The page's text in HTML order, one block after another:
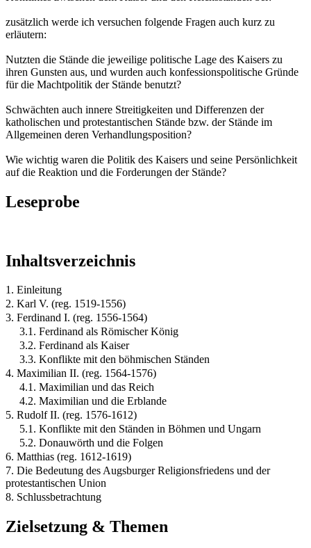
zusätzlich werde ich versuchen folgende Fragen auch kurz zu
erläutern:
Nutzten die Stände die jeweilige politische Lage des Kaisers zu
ihren Gunsten aus, und wurden auch konfessionspolitische Gründe
für die Machtpolitik der Stände benutzt?
Schwächten auch innere Streitigkeiten und Differenzen der
katholischen und protestantischen Stände bzw. der Stände im
Allgemeinen deren Verhandlungsposition?
Wie wichtig waren die Politik des Kaisers und seine Persönlichkeit
auf die Reaktion und die Forderungen der Stände?
Leseprobe
Inhaltsverzeichnis
1. Einleitung
2. Karl V. (reg. 1519-1556)
3. Ferdinand I. (reg. 1556-1564)
3.1. Ferdinand als Römischer König
3.2. Ferdinand als Kaiser
3.3. Konflikte mit den böhmischen Ständen
4. Maximilian II. (reg. 1564-1576)
4.1. Maximilian und das Reich
4.2. Maximilian und die Erblande
5. Rudolf II. (reg. 1576-1612)
5.1. Konflikte mit den Ständen in Böhmen und Ungarn
5.2. Donauwörth und die Folgen
6. Matthias (reg. 1612-1619)
7. Die Bedeutung des Augsburger Religionsfriedens und der
protestantischen Union
8. Schlussbetrachtung
Zielsetzung & Themen